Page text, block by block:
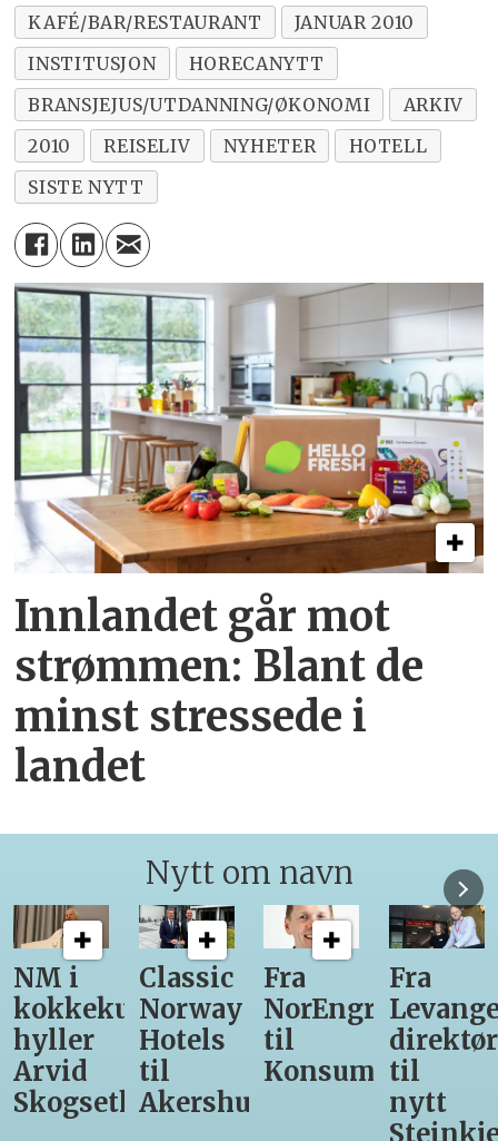
KAFÉ/BAR/RESTAURANT
JANUAR 2010
INSTITUSJON
HORECANYTT
BRANSJEJUS/UTDANNING/ØKONOMI
ARKIV
2010
REISELIV NYHETER
HOTELL
SISTE NYTT
Innlandet går mot
strømmen: Blant de
minst stressede i
landet
Nytt om navn
Classic
Norway
Hotels
til
Akershus
Fra
NorEngros
til
Konsumgruppen
Fra
Levanger-
direktør
til
Steinkjer-
12
får
være
med
Asko